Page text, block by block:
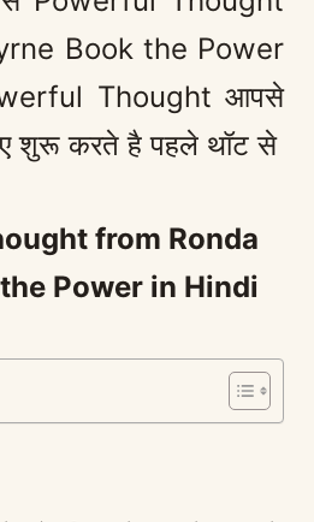
Book the Power
Thought आपसे
शुरू करते है पहले थॉट से
from Ronda
Power in Hindi